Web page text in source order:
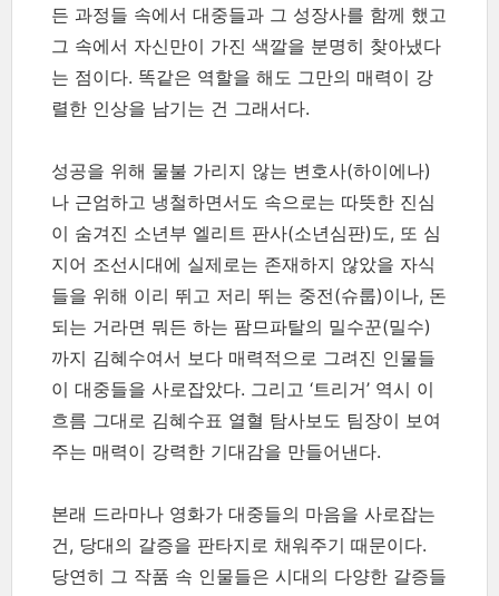
든 과정들 속에서 대중들과 그 성장사를 함께 했고
그 속에서 자신만이 가진 색깔을 분명히 찾아냈다
는 점이다. 똑같은 역할을 해도 그만의 매력이 강
렬한 인상을 남기는 건 그래서다.
성공을 위해 물불 가리지 않는 변호사(하이에나)
나 근엄하고 냉철하면서도 속으로는 따뜻한 진심
이 숨겨진 소년부 엘리트 판사(소년심판)도, 또 심
지어 조선시대에 실제로는 존재하지 않았을 자식
들을 위해 이리 뛰고 저리 뛰는 중전(슈룹)이나, 돈
되는 거라면 뭐든 하는 팜므파탈의 밀수꾼(밀수)
까지 김혜수여서 보다 매력적으로 그려진 인물들
이 대중들을 사로잡았다. 그리고 ‘트리거’ 역시 이
흐름 그대로 김혜수표 열혈 탐사보도 팀장이 보여
주는 매력이 강력한 기대감을 만들어낸다.
본래 드라마나 영화가 대중들의 마음을 사로잡는
건, 당대의 갈증을 판타지로 채워주기 때문이다.
당연히 그 작품 속 인물들은 시대의 다양한 갈증들